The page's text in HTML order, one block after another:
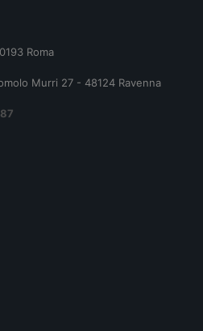
Roma
Murri 27 - 48124 Ravenna